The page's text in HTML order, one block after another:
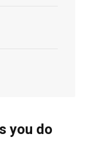
you do